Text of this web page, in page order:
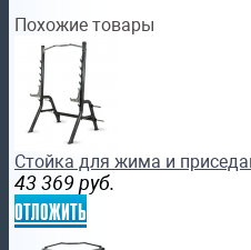
Похожие товары
Стойка для жима и
43 369 руб.
отложить